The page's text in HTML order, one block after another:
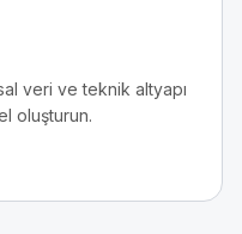
veri ve teknik altyapı
oluşturun.